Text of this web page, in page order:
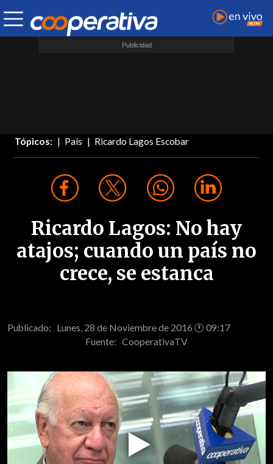
Tópicos: País Ricardo Lagos Escobar
Ricardo Lagos: No hay
atajos; cuando un país no
crece, se estanca
Publicado: Lunes, 28 de Noviembre de 2016 🕐 09:17
Fuente: CooperativaTV
Video